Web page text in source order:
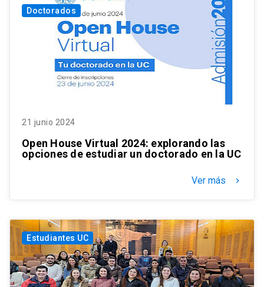
Doctorados
21 junio 2024
Open House Virtual 2024: explorando las
opciones de estudiar un doctorado en la UC
Ver más keyboard_arrow_right
Estudiantes UC